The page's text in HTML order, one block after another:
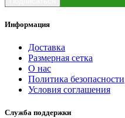
Информация
Доставка
Размерная сетка
О нас
Политика безопасности
Условия соглашения
Служба поддержки